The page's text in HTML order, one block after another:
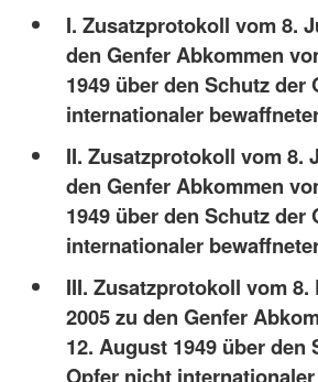
I. Zusatzprotokoll vom 8.
den Genfer Abkommen
1949 über den Schutz der
internationaler
II. Zusatzprotokoll vom 8.
den Genfer Abkommen
1949 über den Schutz der
internationaler
III. Zusatzprotokoll vom 8.
2005 zu den Genfer
12. August 1949 über den